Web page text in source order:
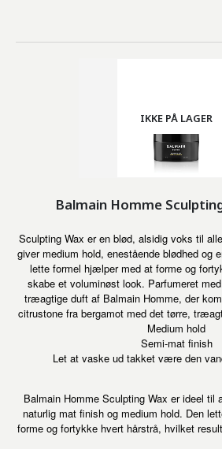
IKKE PÅ LAGER
Balmain Homme
Sculpting Wax er en blød, alsidig voks til
giver medium hold, enestående blødhed og
lette formel hjælper med at forme og
skabe et voluminøst look. Parfumeret
træagtige duft af Balmain Homme, der
citrustone fra bergamot med det tørre,
Medium hold
Semi-mat finish
Let at vaske ud takket være den
Balmain Homme Sculpting Wax er ideel til
naturlig mat finish og medium hold. Den
forme og fortykke hvert hårstrå, hvilket